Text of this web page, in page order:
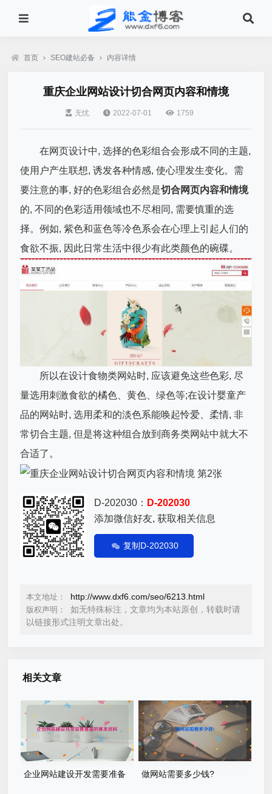
首页 › SEO建站必备 › 内容详情
重庆企业网站设计切合网页内容和情境
无忧 2022-07-01 1759
在网页设计中, 选择的色彩组合会形成不同的主题,
使用户产生联想, 诱发各种情感, 使心理发生变化。需
要注意的事, 好的色彩组合必然是切合网页内容和情境
的, 不同的色彩适用领域也不尽相同, 需要慎重的选
择。例如, 紫色和蓝色等冷色系会在心理上引起人们的
食欲不振, 因此日常生活中很少有此类颜色的碗碟。
所以在设计食物类网站时, 应该避免这些色彩, 尽
量选用刺激食欲的橘色、黄色、绿色等;在设计婴童产
品的网站时, 选用柔和的淡色系能唤起怜爱、柔情, 非
常切合主题, 但是将这种组合放到商务类网站中就大不
合适了。
D-202030： D-202030
添加微信好友, 获取相关信息
复制D-202030
本文地址： http://www.dxf6.com/seo/6213.html
版权声明：
如无特殊标注，文章均为本站原创，转载时请
以链接形式注明文章出处。
相关文章
企业网站建设开发需要准备
做网站需要多少钱?